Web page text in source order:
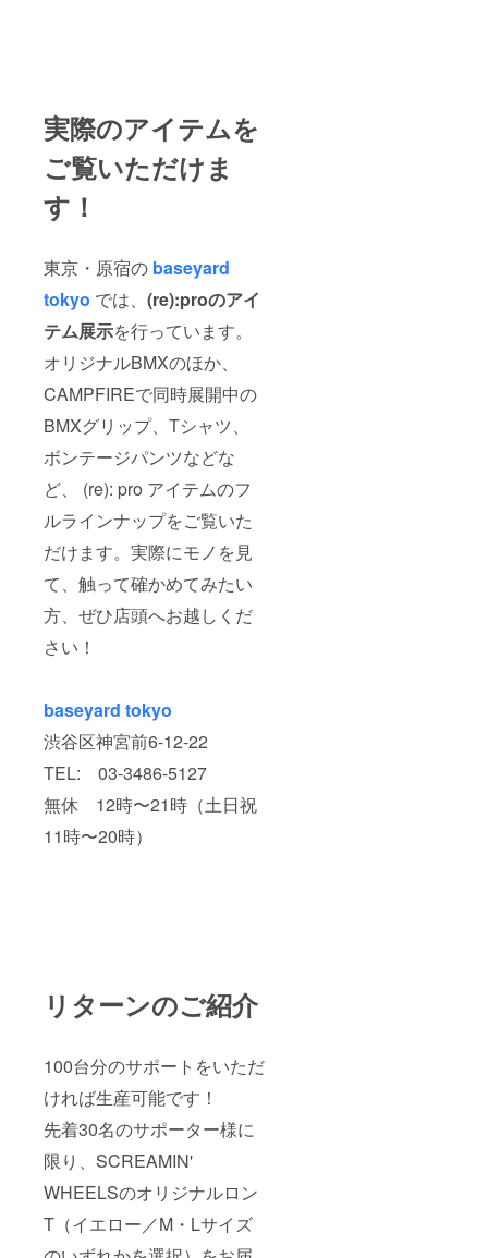
実際のアイテムを
ご覧いただけま
す！
東京・原宿の baseyard
tokyo では、 (re):proのアイ
テム展示を行っています。
オリジナルBMXのほか、
CAMPFIREで同時展開中の
BMXグリップ、Tシャツ、
ボンテージパンツなどな
ど、 (re): pro アイテムのフ
ルラインナップをご覧いた
だけます。実際にモノを見
て、触って確かめてみたい
方、ぜひ店頭へお越しくだ
さい！
baseyard tokyo
渋谷区神宮前6-12-22
TEL: 03-3486-5127
無休 12時〜21時（土日祝
11時〜20時）
リターンのご紹介
100台分のサポートをいただ
ければ生産可能です！
先着30名のサポーター様に
限り、SCREAMIN'
WHEELSのオリジナルロン
T（イエロー／M・Lサイズ